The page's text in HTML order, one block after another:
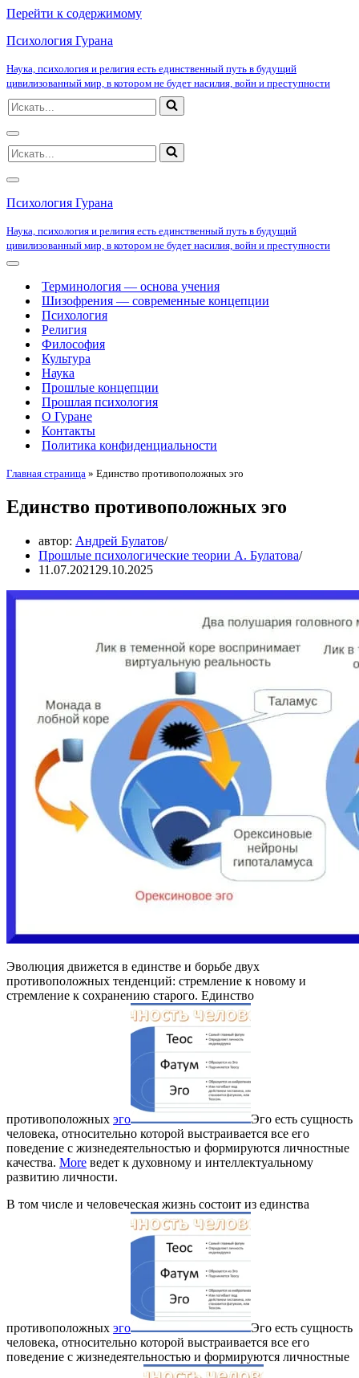
Перейти к содержимому
Психология Гурана
Наука, психология и религия есть единственный путь в будущий
цивилизованный мир, в котором не будет насилия, войн и преступности
Искать...
Меню
навигации
Искать...
Меню
навигации
Психология Гурана
Наука, психология и религия есть единственный путь в будущий
цивилизованный мир, в котором не будет насилия, войн и преступности
Меню
навигацииТерминология — основа учения
Шизофрения — современные концепции
Психология
Религия
Философия
Культура
Наука
Прошлые концепции
Прошлая психология
О Гуране
Контакты
Политика конфиденциальности
Главная страница » Единство противоположных эго
Единство противоположных эго
автор: Андрей Булатов
Прошлые психологические теории А. Булатова
11.07.2021 29.10.2025
Эволюция движется в единстве и борьбе двух
противоположных тенденций: стремление к новому и
стремление к сохранению старого. Единство
противоположных эго
Эго есть сущность
человека, относительно которой выстраивается все его
поведение с жизнедеятельностью и формируются личностные
качества. More ведет к духовному и интеллектуальному
развитию личности.
В том числе и человеческая жизнь состоит из единства
противоположных эго
Эго есть сущность
человека, относительно которой выстраивается все его
поведение с жизнедеятельностью и формируются личностные